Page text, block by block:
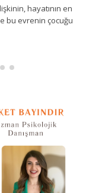
hayatının en
bu evrenin çocuğu